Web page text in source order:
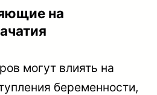
на
могут влиять на
беременности,